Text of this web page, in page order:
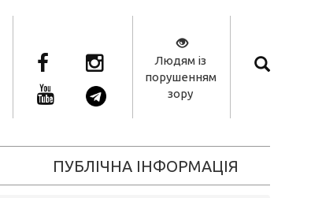
Людям із
порушенням
зору
ПУБЛІЧНА ІНФОРМАЦІЯ